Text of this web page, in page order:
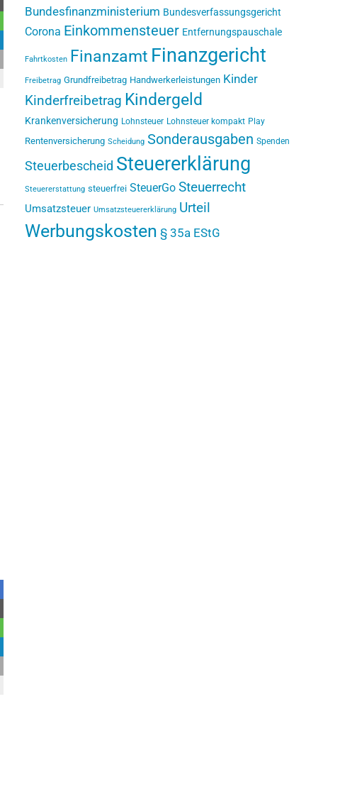
Bundesfinanzministerium Bundesverfassungsgericht
Corona Einkommensteuer Entfernungspauschale
Fahrtkosten Finanzamt Finanzgericht
Freibetrag Grundfreibetrag Handwerkerleistungen Kinder
Kinderfreibetrag Kindergeld
Krankenversicherung Lohnsteuer Lohnsteuer kompakt Play
Rentenversicherung Scheidung Sonderausgaben Spenden
Steuerbescheid Steuererklärung
Steuererstattung steuerfrei SteuerGo Steuerrecht
Umsatzsteuer Umsatzsteuererklärung Urteil
Werbungskosten § 35a EStG